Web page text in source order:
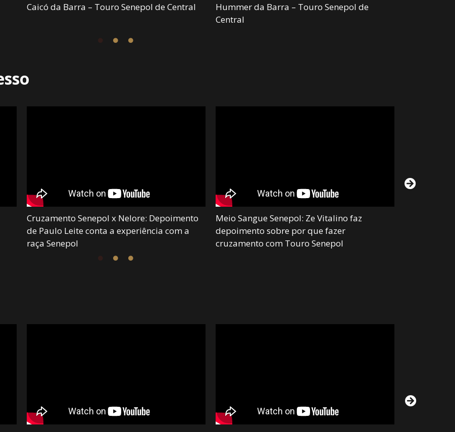
Caicó da Barra – Touro Senepol de Central
Hummer da Barra – Touro Senepol de
Central
Cruzamento Senepol x Nelore: Depoimento
de Paulo Leite conta a experiência com a
raça Senepol
Meio Sangue Senepol: Ze Vitalino faz
depoimento sobre por que fazer
cruzamento com Touro Senepol